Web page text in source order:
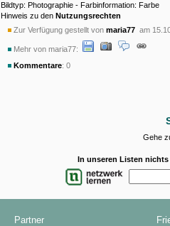
Bildtyp: Photographie - Farbinformation: Farbe
Hinweis zu den Nutzungsrechten
Zur Verfügung gestellt von maria77 am
Mehr von maria77:
Kommentare: 0
Gehe
In unseren Listen
Partner